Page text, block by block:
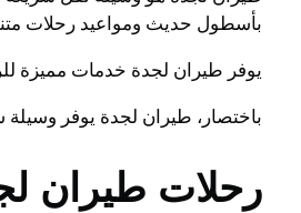
بأسطول حديث ومواعيد رحلات
يوفر طيران لجدة خدمات مميزة
باختصار، طيران لجدة يوفر
رحلات طيران